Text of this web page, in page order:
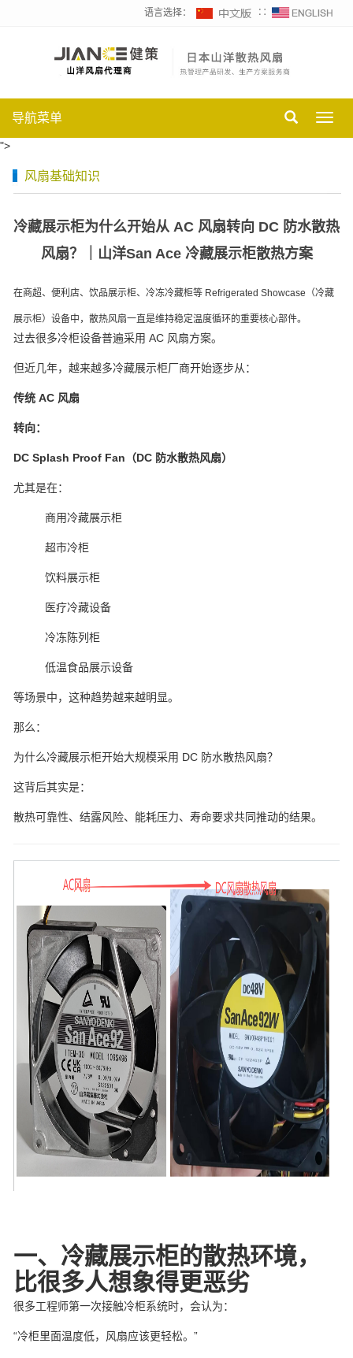
语言选择： ∷
导航菜单
">
风扇基础知识
冷藏展示柜为什么开始从 AC 风扇转向 DC 防水散热
风扇？｜山洋San Ace 冷藏展示柜散热方案
在商超、便利店、饮品展示柜、冷冻冷藏柜等 Refrigerated Showcase（冷藏
展示柜）设备中，散热风扇一直是维持稳定温度循环的重要核心部件。
过去很多冷柜设备普遍采用 AC 风扇方案。
但近几年，越来越多冷藏展示柜厂商开始逐步从：
传统 AC 风扇
转向：
DC Splash Proof Fan（DC 防水散热风扇）
尤其是在：
商用冷藏展示柜
超市冷柜
饮料展示柜
医疗冷藏设备
冷冻陈列柜
低温食品展示设备
等场景中，这种趋势越来越明显。
那么：
为什么冷藏展示柜开始大规模采用 DC 防水散热风扇？
这背后其实是：
散热可靠性、结露风险、能耗压力、寿命要求共同推动的结果。
一、冷藏展示柜的散热环境，
比很多人想象得更恶劣
很多工程师第一次接触冷柜系统时，会认为：
“冷柜里面温度低，风扇应该更轻松。”